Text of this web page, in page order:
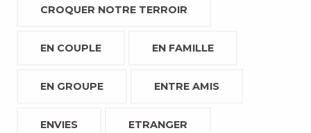
CROQUER NOTRE TERROIR
EN COUPLE EN FAMILLE
EN GROUPE ENTRE AMIS
ENVIES ETRANGER